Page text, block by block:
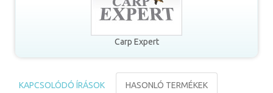
Carp Expert
KAPCSOLÓDÓ ÍRÁSOK HASONLÓ TERMÉKEK